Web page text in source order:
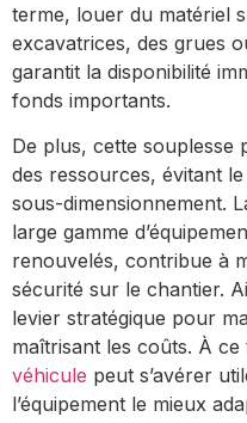
terme, louer du matériel
excavatrices, des grues
garantit la disponibilité
fonds importants.
De plus, cette souplesse
des ressources, évitant
sous-dimensionnement.
large gamme
renouvelés, contribue à
sécurité sur le chantier.
levier stratégique pour
maîtrisant les coûts. À
véhicule peut s’avérer
l’équipement le mieux